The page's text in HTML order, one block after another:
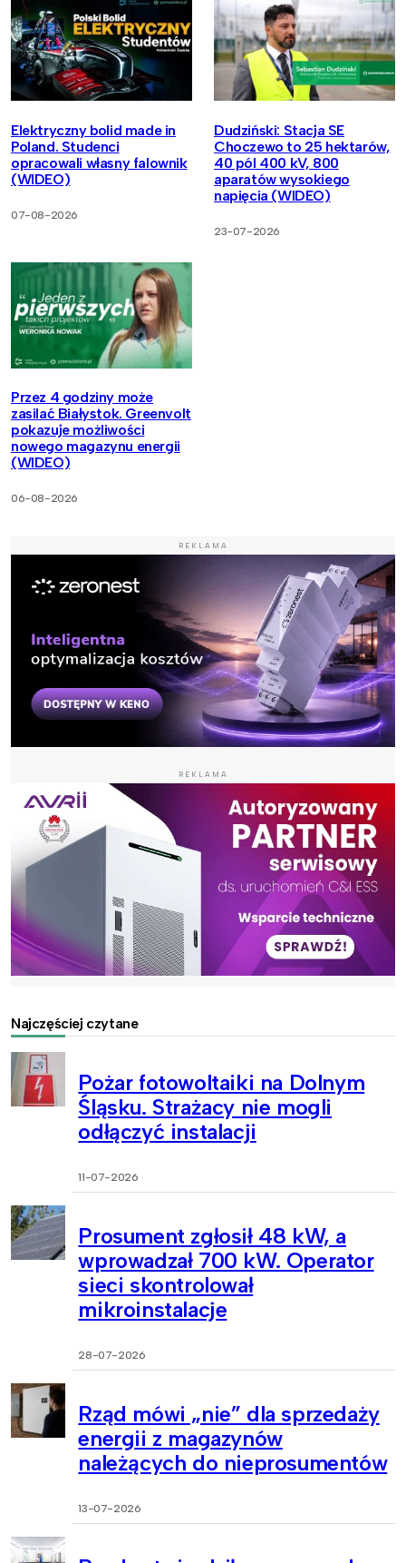
Elektryczny bolid made in
Poland. Studenci
opracowali własny falownik
(WIDEO)
07-08-2026
Dudziński: Stacja SE
Choczewo to 25 hektarów,
40 pól 400 kV, 800
aparatów wysokiego
napięcia (WIDEO)
23-07-2026
Przez 4 godziny może
zasilać Białystok. Greenvolt
pokazuje możliwości
nowego magazynu energii
(WIDEO)
06-08-2026
REKLAMA
REKLAMA
Najczęściej czytane
Pożar fotowoltaiki na Dolnym
Śląsku. Strażacy nie mogli
odłączyć instalacji
11-07-2026
Prosument zgłosił 48 kW, a
wprowadzał 700 kW. Operator
sieci skontrolował
mikroinstalacje
28-07-2026
Rząd mówi „nie” dla sprzedaży
energii z magazynów
należących do nieprosumentów
13-07-2026